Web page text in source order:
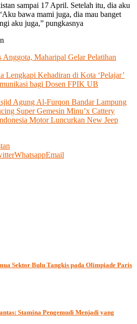
sampai 17 April. Setelah itu, dia aku
bawa mami juga, dia mau banget
aku juga,” pungkasnya
Maharipal Gelar Pelatihan
Lengkapi Kehadiran di Kota ‘Pelajar’
bagi Dosen FPIK UB
Agung Al-Furqon Bandar Lampung
Super Gemesin Minu’x Cattery
Motor Luncurkan New Jeep
WhatsappEmail
Sektor Bulu Tangkis pada Olimpiade Paris
Stamina Pengemudi Menjadi yang